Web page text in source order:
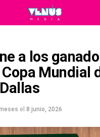
a los
Mundial
el 8 junio, 2026